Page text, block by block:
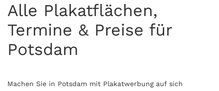
Alle Plakatflächen,
Termine & Preise für
Potsdam
Machen Sie in Potsdam mit Plakatwerbung auf sich